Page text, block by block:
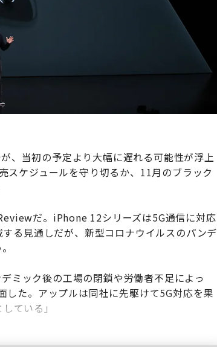
、当初の予定より大幅に遅れる可能性が浮上
スケジュールを守り切るか、11月のブラック
だ。iPhone 12シリーズは5G通信に対応
る見通しだが、新型コロナウイルスのパンデ
ミック後の工場の閉鎖や労働者不足によっ
た。アップルは同社に先駆けて5G対応を果
ている」